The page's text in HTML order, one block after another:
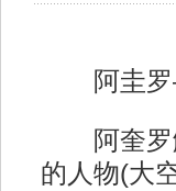
阿圭罗
阿奎罗解
的人物(大